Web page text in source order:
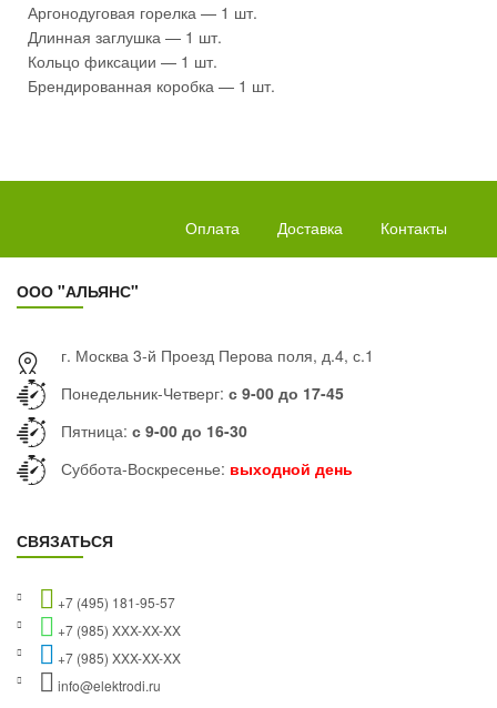
Аргонодуговая горелка — 1 шт.
Длинная заглушка — 1 шт.
Кольцо фиксации — 1 шт.
Брендированная коробка — 1 шт.
Оплата Доставка Контакты
ООО "АЛЬЯНС"
г. Москва 3-й Проезд Перова поля, д.4, с.1
Понедельник-Четверг: с 9-00 до 17-45
Пятница: с 9-00 до 16-30
Суббота-Воскресенье: выходной день
СВЯЗАТЬСЯ
+7 (495) 181-95-57
+7 (985) XXX-XX-XX
+7 (985) XXX-XX-XX
info@elektrodi.ru